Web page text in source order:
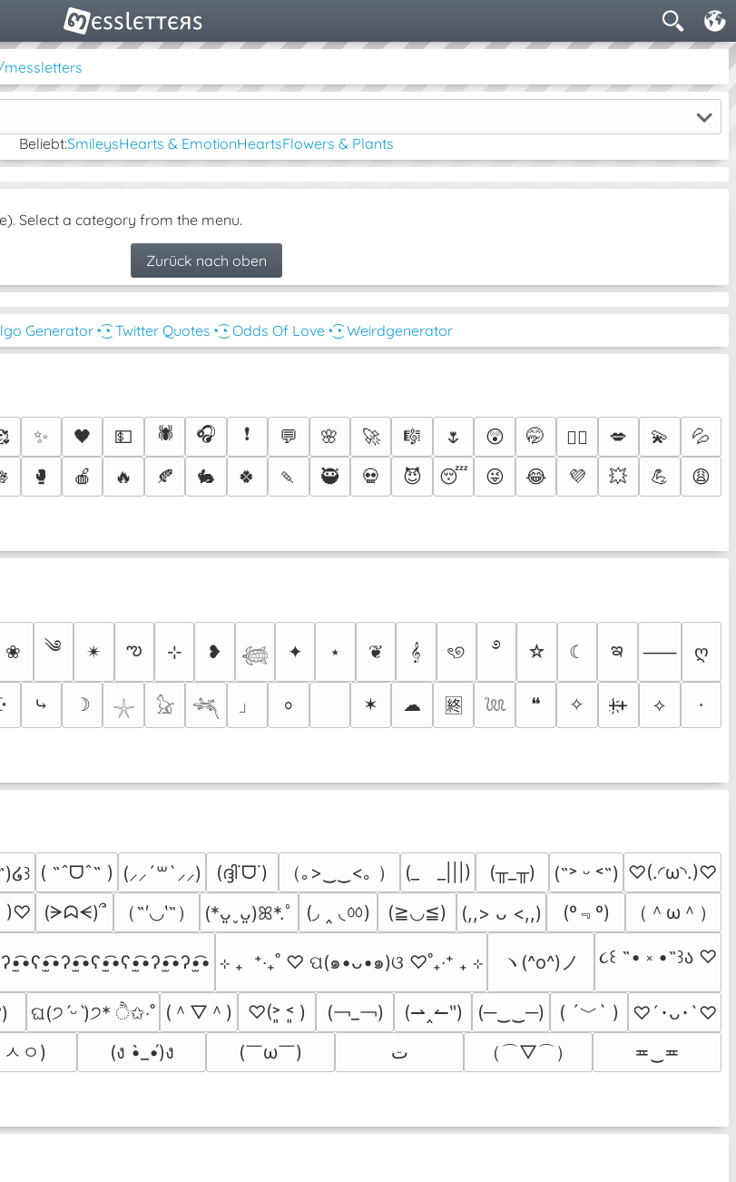
Beliebt:SmileysHearts & EmotionHeartsFlowers & Plants
Select a category from the menu.
Zurück nach oben
Generator◔͜͡◔ Twitter Quotes ◔͜͡◔ Odds Of Love◔͜͡◔ Weirdgenerator
✨ 🖤 💵 🕷️ 🎧 ❗ 💬 🌸 🚀 🎼 🌷 😲 🤭 ❤️‍🔥 💋 💫
💦
🥊 🍎 🔥 🍂 🐇 🍀 🍡 🥷 💀 😈 😴 😜 😂 💜 💥 💪 😩
❀ ༄ ✴︎ ఌ ⊹ ❥ 𓆉 ✦ ⋆ ❦ 𝄞 ৎ୭ ࿔ ☆ ☾ ఇ ⸺ ღ
⤷ ☽ 𓇼 𓃠 𓆈 」 ⸰ ✶ ☁ 🈡 𓆙 ❝ ✧ ᚐ҉ᚐ ⟡ ⸱
໒꒱ ( ˶ˆᗜˆ˵ ) (⸝⸝´꒳`⸝⸝) (ദ്ദി˙ᗜ˙) （｡>‿‿<｡ ） (_　_|||) (╥_╥) (˶˃ ᵕ ˂˶) ♡(.◜ω◝.)♡
)♡ (ᗒᗣᗕ)՞ （˶′◡‵˶） (*ᴗ͈ˬᴗ͈)ꕤ*.ﾟ (◞ ‸ ◟ㆀ) (≧◡≦) (,,> ᴗ <,,) (º﹃º) （＾ω＾）
⊹ ₊  ⁺‧₊˚ ♡ ପ(๑•ᴗ•๑)ଓ ♡˚₊‧⁺ ₊ ⊹ ヽ(^o^)ノ ૮꒰ ˶• ༝ •˶꒱ა ♡
ଘ(੭ˊᵕˋ)੭* ੈ✩‧˚ (＾▽＾) ♡(˃͈ ˂͈ ) (￢_￢) (⇀‸↼‶) (─‿‿─) ( ´﹀` )
♡´･ᴗ･`♡
ㅅㅇ) (ง •̀_•́)ง (￣ω￣﻿) ﺕ （⌒▽⌒） ≖‿≖